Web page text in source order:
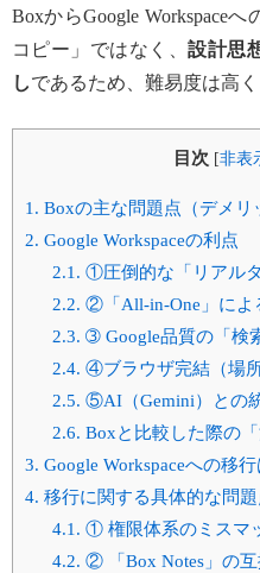
BoxからGoogle Workspace
コピー」ではなく、設計思
しであるため、難易度は高
目次 [非表
1. Boxの主な問題点（デメリ
2. Google Workspaceの利点
2.1. ①圧倒的な「リアル
2.2. ②「All-in-One」によ
2.3. ➂ Google品質の「検
2.4. ④ブラウザ完結（場
2.5. ⑤AI（Gemini）との
2.6. Boxと比較した際の「
3. Google Workspaceへの移
4. 移行に関する具体的な問
4.1. ① 権限体系のミスマ
4.2. ② 「Box Notes」の互